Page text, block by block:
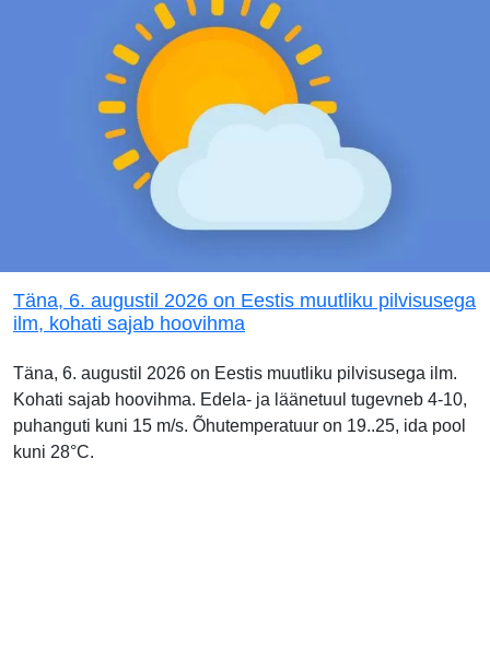
Täna, 6. augustil 2026 on Eestis muutliku pilvisusega
ilm, kohati sajab hoovihma
Täna, 6. augustil 2026 on Eestis muutliku pilvisusega ilm.
Kohati sajab hoovihma. Edela- ja läänetuul tugevneb 4-10,
puhanguti kuni 15 m/s. Õhutemperatuur on 19..25, ida pool
kuni 28°C.